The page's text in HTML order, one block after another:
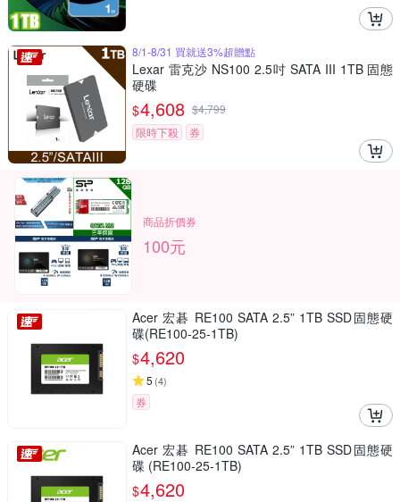
8/1-8/31 買就送3%超贈點
Lexar 雷克沙 NS100 2.5吋 SATA III 1TB 固態
硬碟
$4,608 $4,799
限時下殺
券
商品折價券
100元
Acer 宏碁 RE100 SATA 2.5” 1TB SSD固態硬
碟(RE100-25-1TB)
$4,620
5 (4)
券
Acer 宏碁 RE100 SATA 2.5” 1TB SSD固態硬
碟 (RE100-25-1TB)
$4,620